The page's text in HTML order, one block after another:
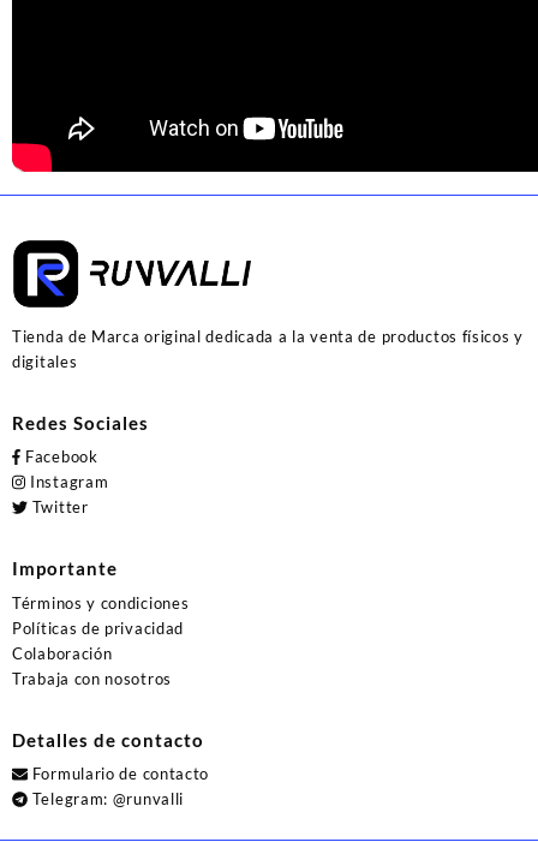
Tienda de Marca original dedicada a la venta de productos físicos y
digitales
Redes Sociales
Facebook
Instagram
Twitter
Importante
Términos y condiciones
Políticas de privacidad
Colaboración
Trabaja con nosotros
Detalles de contacto
Formulario de contacto
Telegram: @runvalli